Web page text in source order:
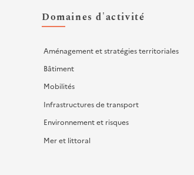
Domaines d'activité
Aménagement et stratégies territoriales
Bâtiment
Mobilités
Infrastructures de transport
Environnement et risques
Mer et littoral